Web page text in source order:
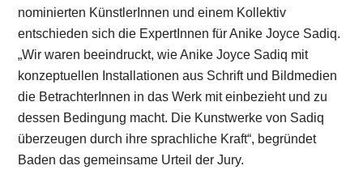
nominierten KünstlerInnen und einem Kollektiv
entschieden sich die ExpertInnen für Anike Joyce Sadiq.
„Wir waren beeindruckt, wie Anike Joyce Sadiq mit
konzeptuellen Installationen aus Schrift und Bildmedien
die BetrachterInnen in das Werk mit einbezieht und zu
dessen Bedingung macht. Die Kunstwerke von Sadiq
überzeugen durch ihre sprachliche Kraft“, begründet
Baden das gemeinsame Urteil der Jury.